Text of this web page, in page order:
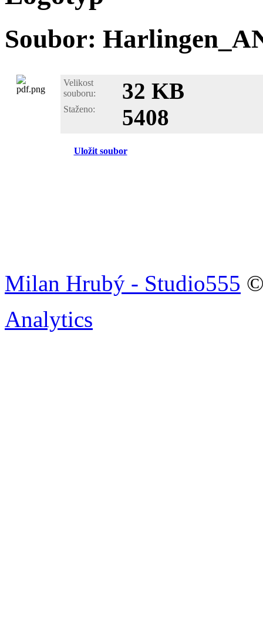
Soubor:
Velikost
souboru:
32 KB
Staženo: 5408
Uložit soubor
Milan Hrubý - Studio555
Analytics